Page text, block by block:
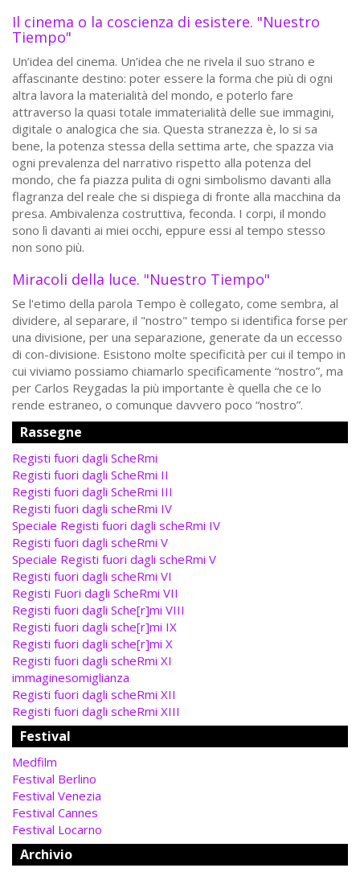
Il cinema o la coscienza di esistere. "Nuestro
Tiempo"
Un’idea del cinema. Un’idea che ne rivela il suo strano e
affascinante destino: poter essere la forma che più di ogni
altra lavora la materialità del mondo, e poterlo fare
attraverso la quasi totale immaterialità delle sue immagini,
digitale o analogica che sia. Questa stranezza è, lo si sa
bene, la potenza stessa della settima arte, che spazza via
ogni prevalenza del narrativo rispetto alla potenza del
mondo, che fa piazza pulita di ogni simbolismo davanti alla
flagranza del reale che si dispiega di fronte alla macchina da
presa. Ambivalenza costruttiva, feconda. I corpi, il mondo
sono lì davanti ai miei occhi, eppure essi al tempo stesso
non sono più.
Miracoli della luce. "Nuestro Tiempo"
Se l'etimo della parola Tempo è collegato, come sembra, al
dividere, al separare, il "nostro" tempo si identifica forse per
una divisione, per una separazione, generate da un eccesso
di con-divisione. Esistono molte specificità per cui il tempo in
cui viviamo possiamo chiamarlo specificamente “nostro”, ma
per Carlos Reygadas la più importante è quella che ce lo
rende estraneo, o comunque davvero poco “nostro”.
Rassegne
Registi fuori dagli ScheRmi
Registi fuori dagli ScheRmi II
Registi fuori dagli ScheRmi III
Registi fuori dagli scheRmi IV
Speciale Registi fuori dagli scheRmi IV
Registi fuori dagli scheRmi V
Speciale Registi fuori dagli scheRmi V
Registi fuori dagli scheRmi VI
Registi Fuori dagli ScheRmi VII
Registi fuori dagli Sche[r]mi VIII
Registi fuori dagli sche[r]mi IX
Registi fuori dagli sche[r]mi X
Registi fuori dagli scheRmi XI
immaginesomiglianza
Registi fuori dagli scheRmi XII
Registi fuori dagli scheRmi XIII
Festival
Medfilm
Festival Berlino
Festival Venezia
Festival Cannes
Festival Locarno
Archivio